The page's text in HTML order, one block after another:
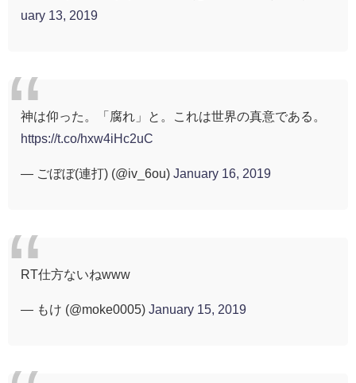
uary 13, 2019
神は仰った。「腐れ」と。これは世界の真意である。
https://t.co/hxw4iHc2uC
— ごぼぼ(連打) (@iv_6ou) January 16, 2019
RT仕方ないねwww
— もけ (@moke0005) January 15, 2019